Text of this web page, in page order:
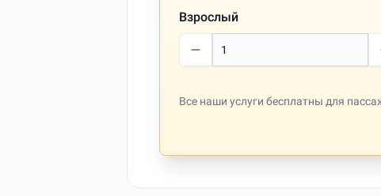
Взрослый
Все наши услуги бесплатны для